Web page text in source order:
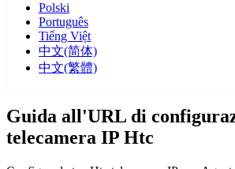
Polski
Português
Tiếng Việt
中文(简体)
中文(繁體)
Guida all'URL di
telecamera IP Htc